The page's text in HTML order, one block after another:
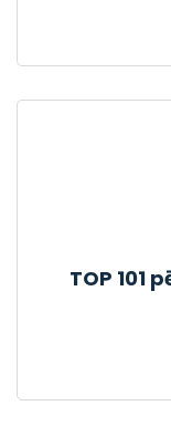
TOP 101